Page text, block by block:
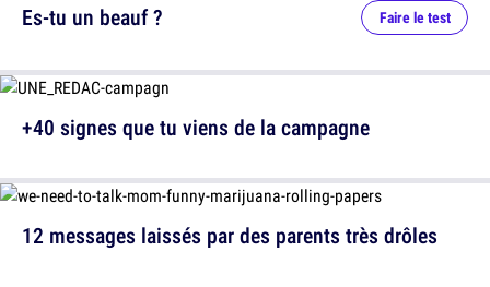
12 messages laissés par des parents très drôles
Es-tu un beauf ? Faire le test
+40 signes que tu viens de la campagne